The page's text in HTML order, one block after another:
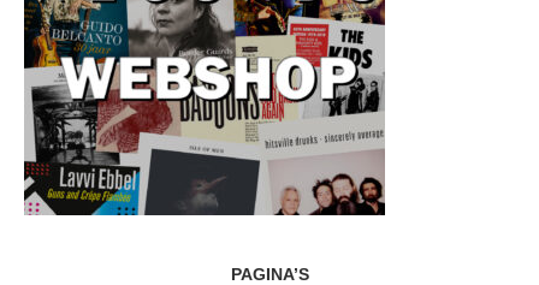
PAGINA’S